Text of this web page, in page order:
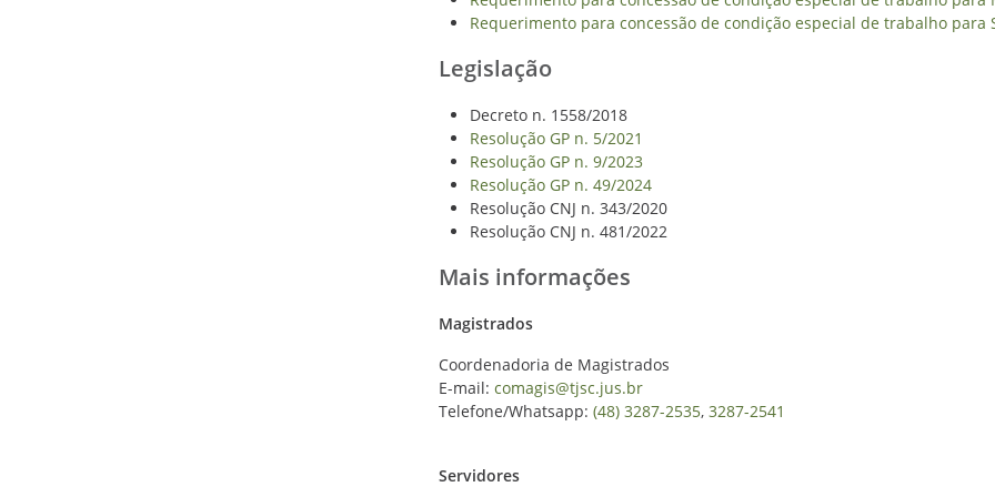
Requerimento para concessão de condição especial de trabalho para
Legislação
Decreto n. 1558/2018
Resolução GP n. 5/2021
Resolução GP n. 9/2023
Resolução GP n. 49/2024
Resolução CNJ n. 343/2020
Resolução CNJ n. 481/2022
Mais informações
Magistrados
Coordenadoria de Magistrados
E-mail: comagis@tjsc.jus.br
Telefone/Whatsapp: (48) 3287-2535, 3287-2541
Servidores